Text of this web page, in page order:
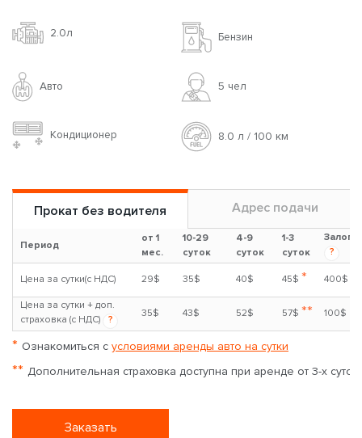
2.0л Бензин
Авто 5 чел
Кондиционер 8.0 л / 100 км
Прокат без водителя Адрес подачи
Период
от 1
мес.
10-29
суток
4-9
суток
1-3
суток
Залог
?
Цена за сутки(с НДС) 29$ 35$ 40$ 45$ * 400$
Цена за сутки + доп.
страховка (с НДС)
?
35$ 43$ 52$ 57$ ** 100$
* Ознакомиться с условиями аренды авто на сутки
** Дополнительная страховка доступна при аренде от 3-х суток
Заказать